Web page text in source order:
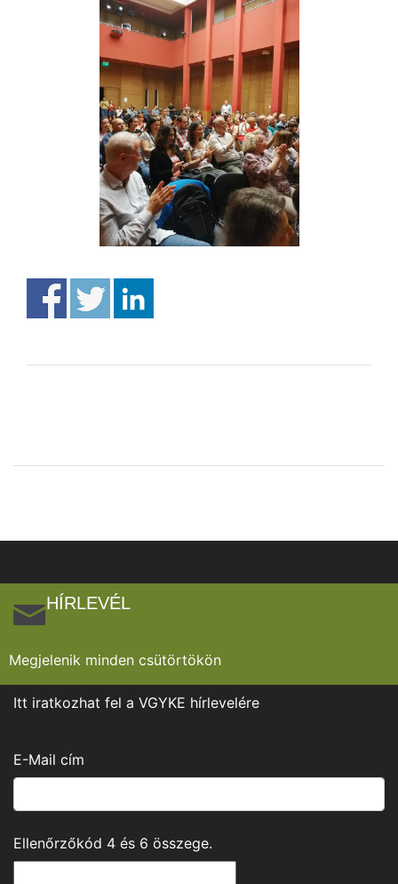
HÍRLEVÉL
Megjelenik minden csütörtökön
Itt iratkozhat fel a VGYKE hírlevelére
E-Mail cím
Ellenőrzőkód 4 és 6 összege.